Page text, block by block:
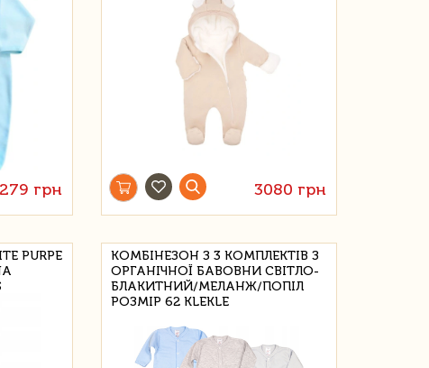
грн 3080 грн
PURPE
КОМБІНЕЗОН З 3 КОМПЛЕКТІВ З
ОРГАНІЧНОЇ БАВОВНИ СВІТЛО-
БЛАКИТНИЙ/МЕЛАНЖ/ПОПІЛ
РОЗМІР 62 KLEKLE